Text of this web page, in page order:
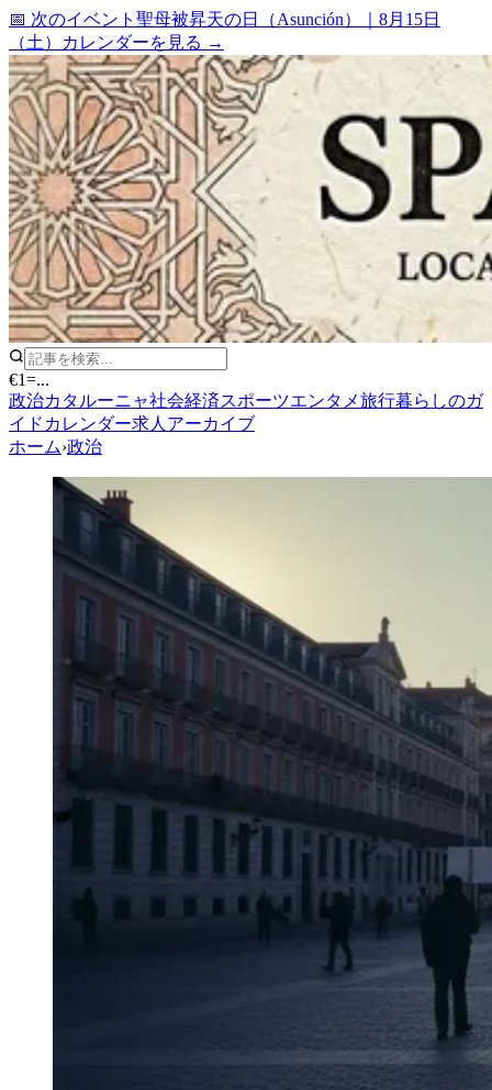
📅 次のイベント 聖母被昇天の日（Asunción）
8月15日
（土）
カレンダーを見る →
€1=...
政治カタルーニャ社会経済スポーツエンタメ旅行暮らしのガ
イド カレンダー求人 アーカイブ
ホーム›政治